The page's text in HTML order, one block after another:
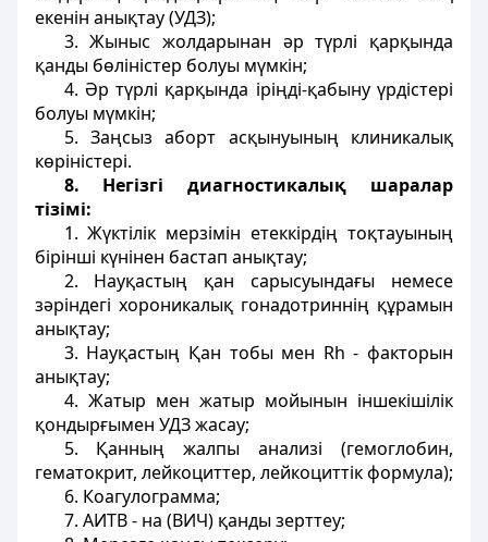
екенін анықтау (УДЗ);
3. Жыныс жолдарынан әр түрлі қарқында
қанды бөліністер болуы мүмкін;
4. Әр түрлі қарқында іріңді-қабыну үрдістері
болуы мүмкін;
5. Заңсыз аборт асқынуының клиникалық
көріністері.
8. Негізгі диагностикалық шаралар
тізімі:
1. Жүктілік мерзімін етеккірдің тоқтауының
бірінші күнінен бастап анықтау;
2. Науқастың қан сарысуындағы немесе
зәріндегі хороникалық гонадотриннің құрамын
анықтау;
3. Науқастың Қан тобы мен Rh - факторын
анықтау;
4. Жатыр мен жатыр мойынын іншекішілік
қондырғымен УДЗ жасау;
5. Қанның жалпы анализі (гемоглобин,
гематокрит, лейкоциттер, лейкоциттік формула);
6. Коагулограмма;
7. АИТВ - на (ВИЧ) қанды зерттеу;